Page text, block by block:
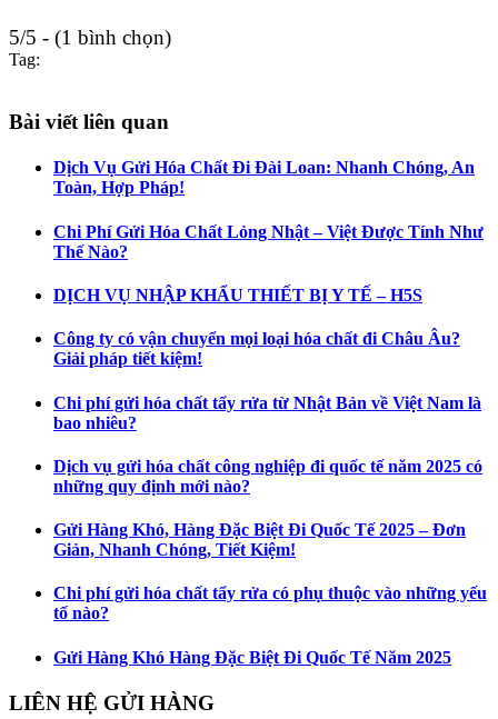
5/5 - (1 bình chọn)
Tag:
Bài viết liên quan
Dịch Vụ Gửi Hóa Chất Đi Đài Loan: Nhanh Chóng, An
Toàn, Hợp Pháp!
Chi Phí Gửi Hóa Chất Lỏng Nhật – Việt Được Tính Như
Thế Nào?
DỊCH VỤ NHẬP KHẨU THIẾT BỊ Y TẾ – H5S
Công ty có vận chuyển mọi loại hóa chất đi Châu Âu?
Giải pháp tiết kiệm!
Chi phí gửi hóa chất tẩy rửa từ Nhật Bản về Việt Nam là
bao nhiêu?
Dịch vụ gửi hóa chất công nghiệp đi quốc tế năm 2025 có
những quy định mới nào?
Gửi Hàng Khó, Hàng Đặc Biệt Đi Quốc Tế 2025 – Đơn
Giản, Nhanh Chóng, Tiết Kiệm!
Chi phí gửi hóa chất tẩy rửa có phụ thuộc vào những yếu
tố nào?
Gửi Hàng Khó Hàng Đặc Biệt Đi Quốc Tế Năm 2025
LIÊN HỆ GỬI HÀNG